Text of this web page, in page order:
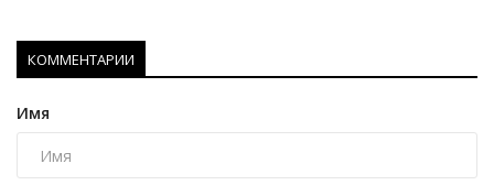
КОММЕНТАРИИ
Имя